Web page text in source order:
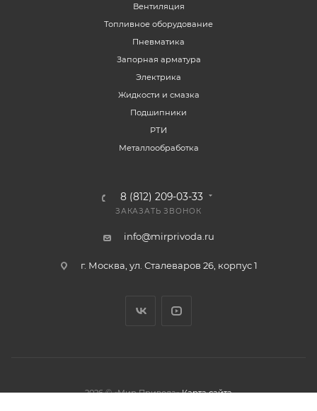
Вентиляция
Топливное оборудование
Пневматика
Запорная арматура
Электрика
Жидкости и смазка
Подшипники
РТИ
Металлообработка
8 (812) 209-03-33
ЗАКАЗАТЬ ЗВОНОК
info@mirprivoda.ru
г. Москва, ул. Сталеваров 26, корпус 1
2026 © «Мир Привода» Карта сайта